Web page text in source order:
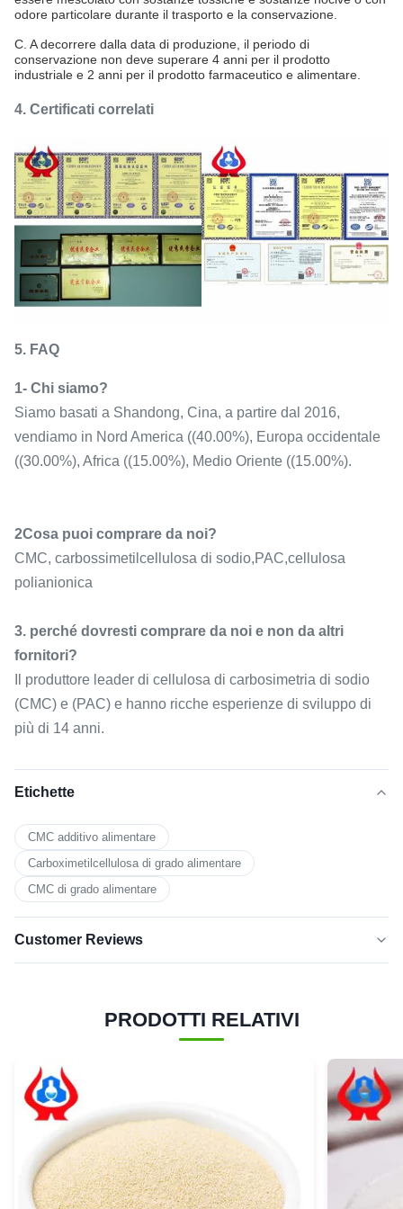
odore particolare durante il trasporto e la conservazione.
C. A decorrere dalla data di produzione, il periodo di
conservazione non deve superare 4 anni per il prodotto
industriale e 2 anni per il prodotto farmaceutico e alimentare.
4. Certificati correlati
5. FAQ
1- Chi siamo?
Siamo basati a Shandong, Cina, a partire dal 2016,
vendiamo in Nord America ((40.00%), Europa occidentale
((30.00%), Africa ((15.00%), Medio Oriente ((15.00%).
2Cosa puoi comprare da noi?
CMC, carbossimetilcellulosa di sodio,PAC,cellulosa
polianionica
3. perché dovresti comprare da noi e non da altri
fornitori?
Il produttore leader di cellulosa di carbosimetria di sodio
(CMC) e (PAC) e hanno ricche esperienze di sviluppo di
più di 14 anni.
Etichette
CMC additivo alimentare
Carboximetilcellulosa di grado alimentare
CMC di grado alimentare
Customer Reviews
stelle
100%
4 stelle
0
3 stelle
0
2 stelle
0
0
M
Marina
CanadaFeb 24.2026
PRODOTTI RELATIVI